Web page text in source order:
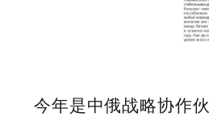
今年是中俄战略协作伙